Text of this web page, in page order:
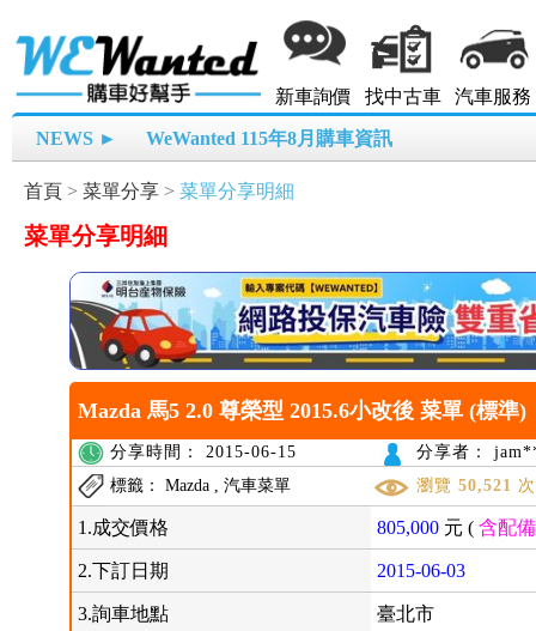
新車詢價 找中古車 汽車服務
NEWS ► WeWanted 115年8月購車資訊
首頁 > 菜單分享 > 菜單分享明細
菜單分享明細
Mazda 馬5 2.0 尊榮型 2015.6小改後 菜單 (標準)
分享時間： 2015-06-15
分享者：
標籤： Mazda , 汽車菜單
瀏覽 50,521 次
1.成交價格 805,000 元 (含配備
2.下訂日期 2015-06-03
3.詢車地點 臺北市